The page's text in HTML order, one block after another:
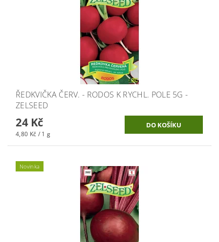
ŘEDKVIČKA ČERV. - RODOS K RYCHL. POLE 5G -
ZELSEED
24 Kč
4,80 Kč / 1 g
Novinka